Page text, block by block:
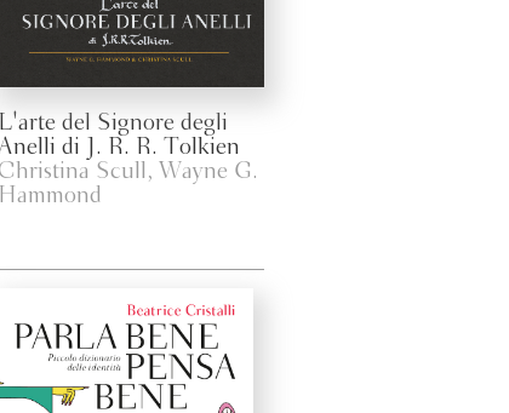
L'arte del Signore degli
Anelli di J. R. R. Tolkien
Scull, Wayne G.
Hammond